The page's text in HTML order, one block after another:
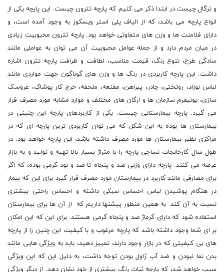
و ترگال چیست.در ابتدا ذکر می کنیم که پارچه تترون چیست. این پارچه یکی از
انواع پارچه می باشد، که از الیاف پلی استر ویسکوز به وجود آمده است، و
دارای فلامنت ها و وزن های متفاوتی خواهد بود. پارچه تترون محبوبیت زیادی
در میان مردم دارد و از جمله عوامل محبوبیت آن می توان به عواملی مانند
سادگی طرح، تنوع رنگ، قیمت مناسب، لطافت و ظرافت پارچه تترون اشاره
داشت. این پارچه کاربردی در رنگ ها و وزن های گوناگون جهت مواردی مانند
لباس نوزاد، روتختی، چادر، پیراهن، مقنعه، ملحفه، خرج کار پوشاک، عروسک
سازی، یونیفرم سازمان ها و ارگان های مختلف و موارد مشابه مورد مصرف قرار
می گیرد. پارچه بیمارستانی چیست. یکی از کاربردهای پارچه این چنینی در
بیمارستان ها بوده به این شکل که می توان کاربردی ترین پارچه ای که در
مراکزی نظیر بیمارستان ها مورد مصرف داشته باشد، این پارچه خواهد بود. در
طول سال کارخانجات نساجی پارچه را با متراژ بسیار بالا تهیه و تولید و به بازار
عرضه می کنند. پارچه دارای وزنی صد و پنجاه تا صد و نود گرمی بوده، که اگر
برای مصارفی مانند کاربرد در بیمارستان مورد مصرف قرار گیرد برای این که بیمار
در هنگام پوشیدن لباس احساس سبکی داشته و احساس راحتی بیشتری
نسبت به آن کند. به همین منظور پیشنها داریم که از آن ها برای بیمارستان
استفاده شود که دارای گرماژ صد و پنجاه گرمی هستند. برای این که این امکان
بر ای شما وجود داشته باشد که پارچه مرغوب و با کیفیت این چنین را از پارچه
های بی کیفیتی که در بازار وجود دارند، تمییز دهید، باید به ویژگی هایی مانند
بدن نما نبودن و ضد آب ژاول بودن توجه داشت، به دلیل این که این ویژگی
سبب خواهد شد، که پارچه ثبات رنگ بیشتری از خود نشان دهد. از دیگر ویژگی